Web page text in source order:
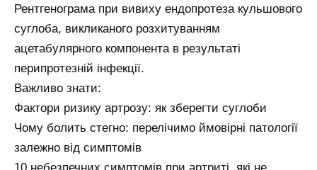
Рентгенограма при вивиху ендопротеза кульшового
суглоба, викликаного розхитуванням
ацетабулярного компонента в результаті
перипротезній інфекції.
Важливо знати:
Фактори ризику артрозу: як зберегти суглоби
Чому болить стегно: перелічимо ймовірні патології
залежно від симптомів